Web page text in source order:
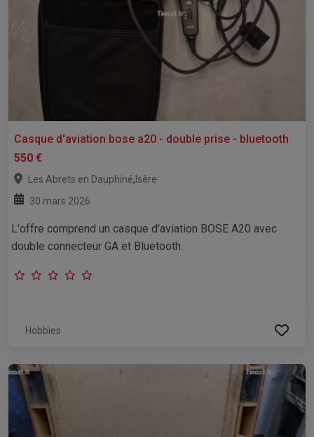
Casque d'aviation bose a20 - double prise - bluetooth
550 €
Les Abrets en Dauphiné, Isère
30 mars 2026
L'offre comprend un casque d'aviation BOSE A20 avec
double connecteur GA et Bluetooth.
Hobbies